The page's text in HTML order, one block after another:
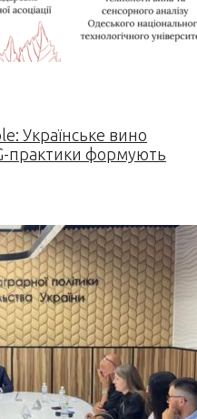
Українське вино
практики формують